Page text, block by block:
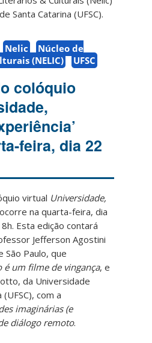
Santa Catarina (UFSC).
Nelic
Núcleo de
(NELIC)
UFSC
colóquio
feira, dia 22
virtual Universidade,
na quarta-feira, dia
Esta edição contará
Jefferson Agostini
São Paulo, que
é um filme de vingança, e
da Universidade
com a
imaginárias (e
diálogo remoto.